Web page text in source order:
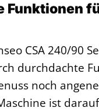
Funktionen
CSA 240/90
durchdachte
noch
ist